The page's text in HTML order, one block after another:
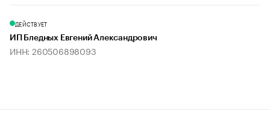
ДЕЙСТВУЕТ
ИП Бледных Евгений Александрович
ИНН: 260506898093